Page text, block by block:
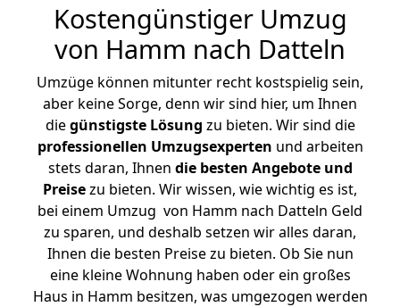
Kostengünstiger Umzug
von Hamm nach Datteln
Umzüge können mitunter recht kostspielig sein,
aber keine Sorge, denn wir sind hier, um Ihnen
diegünstigste Lösung zu bieten. Wir sind die
professionellen Umzugsexperten und arbeiten
stets daran, Ihnen die besten Angebote und
Preisezu bieten. Wir wissen, wie wichtig es ist,
bei einem Umzug von Hamm nach Datteln Geld
zu sparen, und deshalb setzen wir alles daran,
Ihnen die besten Preise zu bieten. Ob Sie nun
eine kleine Wohnung haben oder ein großes
Haus in Hamm besitzen, was umgezogen werden